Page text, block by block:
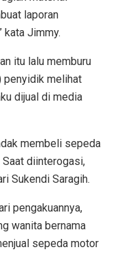
laporan
kata Jimmy.
itu lalu memburu
penyidik melihat
dijual di media
membeli sepeda
diinterogasi,
Sukendi Saragih.
pengakuannya,
wanita bernama
sepeda motor